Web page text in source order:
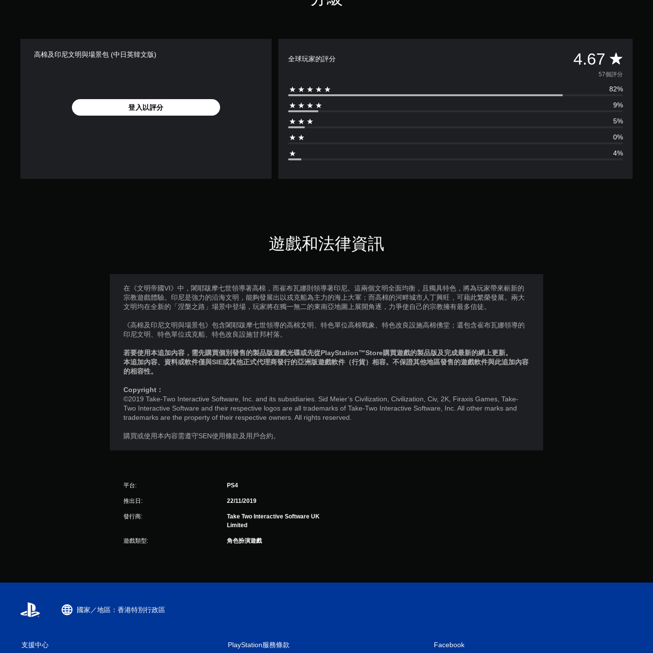
高棉及印尼文明與場景包 (中日英韓文版)
登入以評分
全球玩家的評分 4.67 平
均
評
分
為
4
.
57個評分
82%
9%
5%
0%
4%
遊戲和法律資訊
在《文明帝國VI》中，闍耶跋摩七世領導著高棉，而崔布瓦娜則領導著印尼。這兩個文明全面均衡，且獨具特色，將為玩家帶來嶄新的
宗教遊戲體驗。印尼是強力的沿海文明，能夠發展出以戎克船為主力的海上大軍；而高棉的河畔城市人丁興旺，可藉此繁榮發展。兩大
文明均在全新的「涅槃之路」場景中登場，玩家將在獨一無二的東南亞地圖上展開角逐，力爭使自己的宗教擁有最多信徒。
《高棉及印尼文明與場景包》包含闍耶跋摩七世領導的高棉文明、特色單位高棉戰象、特色改良設施高棉佛堂；還包含崔布瓦娜領導的
印尼文明、特色單位戎克船、特色改良設施甘邦村落。
若要使用本追加內容，需先購買個別發售的製品版遊戲光碟或先從PlayStation™Store購買遊戲的製品版及完成最新的網上更新。
本追加內容、資料或軟件僅與SIE或其他正式代理商發行的亞洲版遊戲軟件（行貨）相容。不保證其他地區發售的遊戲軟件與此追加內容
的相容性。
Copyright：
©2019 Take-Two Interactive Software, Inc. and its subsidiaries. Sid Meier’s Civilization, Civilization, Civ, 2K, Firaxis Games, Take-
Two Interactive Software and their respective logos are all trademarks of Take-Two Interactive Software, Inc. All other marks and
trademarks are the property of their respective owners. All rights reserved.
購買或使用本內容需遵守SEN使用條款及用戶合約。
平台: PS4
推出日: 22/11/2019
發行商:
Take Two Interactive Software UK
Limited
遊戲類型: 角色扮演遊戲
國家／地區：香港特別行政區
支援中心 PlayStation服務條款 Facebook